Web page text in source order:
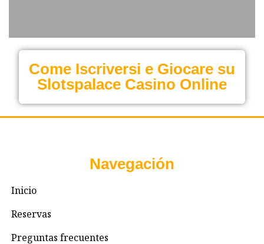
Come Iscriversi e Giocare su
Slotspalace Casino Online
Navegación
Inicio
Reservas
Preguntas frecuentes